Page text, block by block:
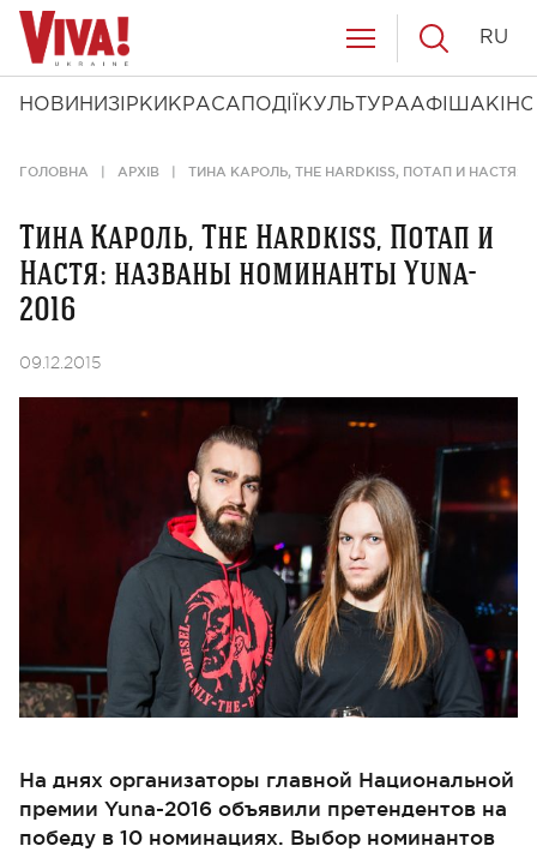
НОВИНИ ЗІРКИ КРАСА ПОДІЇ КУЛЬТУРААФІША КІНО
RU
ГОЛОВНА АРХІВ ТИНА КАРОЛЬ, THE HARDKISS, ПОТАП И
Тина Кароль, The Hardkiss, Потап и
Настя: названы номинанты Yuna-
2016
09.12.2015
На днях организаторы главной Национальной
премии Yuna-2016 объявили претендентов на
победу в 10 номинациях. Выбор номинантов